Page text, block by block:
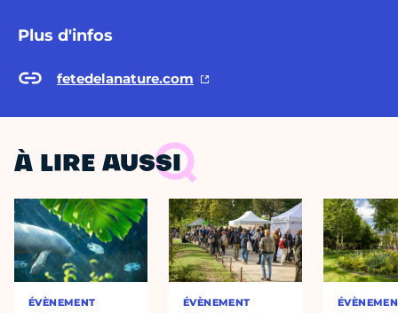
Plus d'infos
fetedelanature.com
À LIRE AUSSI
ÉVÈNEMENT ÉVÈNEMENT